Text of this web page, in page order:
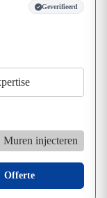
Geverifieerd
Muren injecteren
Offerte